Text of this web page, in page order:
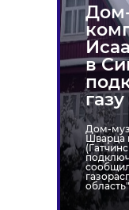
в
газу
Дом-
Шварца